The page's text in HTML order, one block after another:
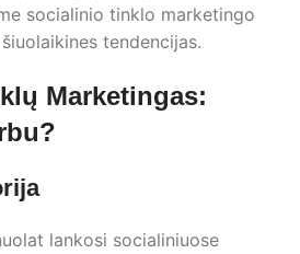
socialinio tinklo marketingo
tendencijas.
Marketingas:
lankosi socialiniuose